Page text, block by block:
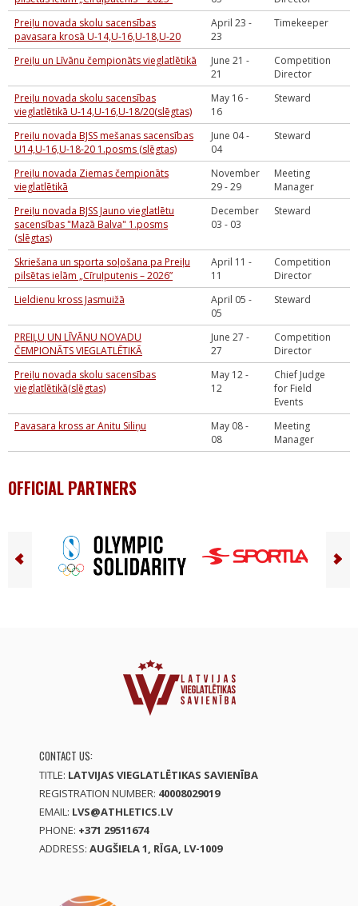
Preiļu novada skolu sacensības
pavasara krosā U-14,U-16,U-18,U-20
April 23 -
23
Timekeeper
Preiļu un Līvānu čempionāts vieglatlētikā
June 21 -
21
Competition
Director
Preiļu novada skolu sacensības
vieglatlētikā U-14,U-16,U-18/20(slēgtas)
May 16 -
16
Steward
Preiļu novada BJSS mešanas sacensības
U14,U-16,U-18-20 1.posms (slēgtas)
June 04 -
04
Steward
Preiļu novada Ziemas čempionāts
vieglatlētikā
November
29 - 29
Meeting
Manager
Preiļu novada BJSS Jauno vieglatlētu
sacensības "Mazā Balva" 1.posms
(slēgtas)
December
03 - 03
Steward
Skriešana un sporta soļošana pa Preiļu
pilsētas ielām „Cīruļputenis – 2026”
April 11 -
11
Competition
Director
Lieldienu kross Jasmuižā
April 05 -
05
Steward
PREIĻU UN LĪVĀNU NOVADU
ČEMPIONĀTS VIEGLATLĒTIKĀ
June 27 -
27
Competition
Director
Preiļu novada skolu sacensības
vieglatlētikā(slēgtas)
May 12 -
12
Chief Judge
for Field
Events
Pavasara kross ar Anitu Siliņu
May 08 -
08
Meeting
Manager
OFFICIAL PARTNERS
CONTACT US:
TITLE: LATVIJAS VIEGLATLĒTIKAS SAVIENĪBA
REGISTRATION NUMBER: 40008029019
EMAIL: LVS@ATHLETICS.LV
PHONE: +371 29511674
ADDRESS: AUGŠIELA 1, RĪGA, LV-1009